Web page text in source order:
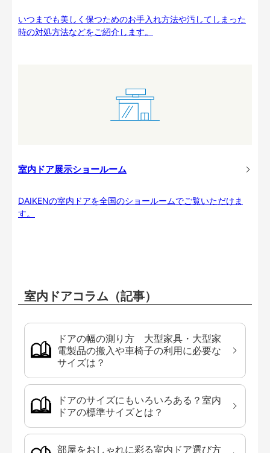
いつまでも美しく保つためのお手入れ方法や汚してしまった
時の対処方法などをご紹介します。
室内ドア展示ショールーム
DAIKENの室内ドアを全国のショールームでご覧いただけま
す。
室内ドアコラム（記事）
ドアの幅の測り方 大型家具・大型家
電製品の搬入や車椅子の利用に必要な
サイズは？
ドアのサイズにもいろいろある？室内
ドアの標準サイズとは？
部屋をおしゃれに彩る室内ドア選び方